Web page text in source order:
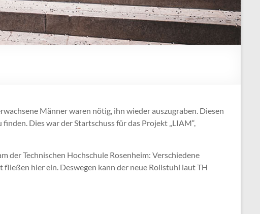
Männer waren nötig, ihn wieder auszugraben. Diesen
Dies war der Startschuss für das Projekt „LIAM“,
Technischen Hochschule Rosenheim: Verschiedene
hier ein. Deswegen kann der neue Rollstuhl laut TH